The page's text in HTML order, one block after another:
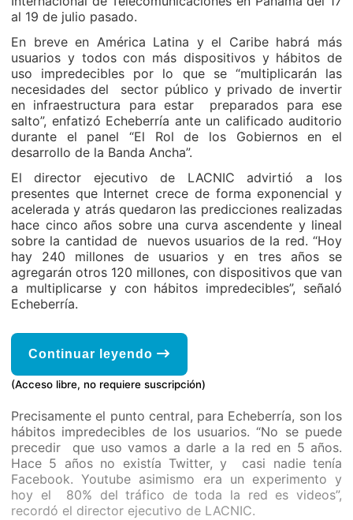
al 19 de julio pasado.
En breve en América Latina y el Caribe habrá más
usuarios y todos con más dispositivos y hábitos de
uso impredecibles por lo que se “multiplicarán las
necesidades del sector público y privado de invertir
en infraestructura para estar preparados para ese
salto”, enfatizó Echeberría ante un calificado auditorio
durante el panel “El Rol de los Gobiernos en el
desarrollo de la Banda Ancha”.
El director ejecutivo de LACNIC advirtió a los
presentes que Internet crece de forma exponencial y
acelerada y atrás quedaron las predicciones realizadas
hace cinco años sobre una curva ascendente y lineal
sobre la cantidad de nuevos usuarios de la red. “Hoy
hay 240 millones de usuarios y en tres años se
agregarán otros 120 millones, con dispositivos que van
a multiplicarse y con hábitos impredecibles”, señaló
Echeberría.
Continuar leyendo
(Acceso libre, no requiere suscripción)
Precisamente el punto central, para Echeberría, son los
hábitos impredecibles de los usuarios. “No se puede
precedir que uso vamos a darle a la red en 5 años.
Hace 5 años no existía Twitter, y casi nadie tenía
Facebook. Youtube asimismo era un experimento y
hoy el 80% del tráfico de toda la red es videos”,
recordó el director ejecutivo de LACNIC.